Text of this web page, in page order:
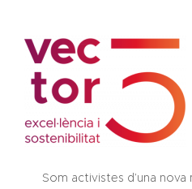
Som activistes d’una